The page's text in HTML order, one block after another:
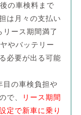
の車検料まで
は月々の支払い
リース期間満了
やバッテリー
必要が出る可能
目の車検負担や
で、
リース期間
定で新車に乗り